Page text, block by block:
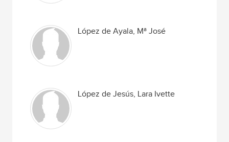
López de Ayala, Mª José
López de Jesús, Lara Ivette